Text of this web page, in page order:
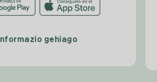
Informazio gehiago